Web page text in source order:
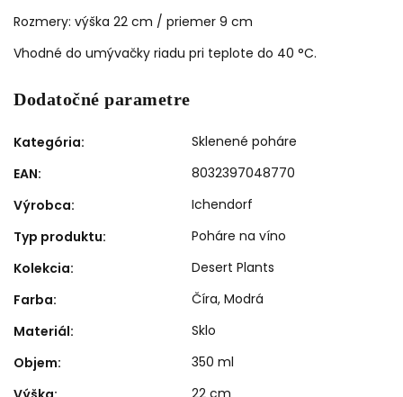
Rozmery: výška 22 cm / priemer 9 cm
Vhodné do umývačky riadu pri teplote do 40 °C.
Dodatočné parametre
Kategória:
Sklenené poháre
EAN:
8032397048770
Výrobca:
Ichendorf
Typ produktu:
Poháre na víno
Kolekcia:
Desert Plants
Farba: Číra, Modrá
Materiál:
Sklo
Objem:
350 ml